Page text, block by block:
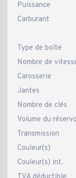
Puissance
Carburant
Type de boîte
Nombre de
Carosserie
Jantes
Nombre de clés
Volume du
Transmission
Couleur(s)
Couleur(s) int.